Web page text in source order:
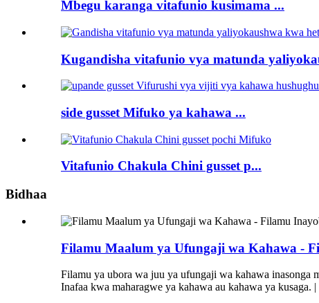
Mbegu karanga vitafunio kusimama ...
Kugandisha vitafunio vya matunda
side gusset Mifuko ya kahawa ...
Vitafunio Chakula Chini gusset p...
Bidhaa
Filamu Maalum ya Ufungaji wa Kahawa -
Filamu ya ubora wa juu ya ufungaji wa kahawa
Inafaa kwa maharagwe ya kahawa au kahawa ya kusaga.